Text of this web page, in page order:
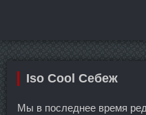
Iso Cool Себеж
Мы в последнее время